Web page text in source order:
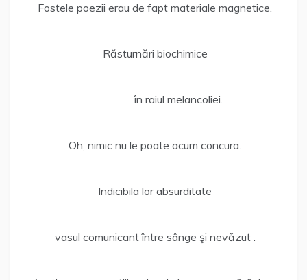
Fostele poezii erau de fapt materiale magnetice.
Răsturnări biochimice
în raiul melancoliei.
Oh, nimic nu le poate acum concura.
Indicibila lor absurditate
vasul comunicant între sânge şi nevăzut .